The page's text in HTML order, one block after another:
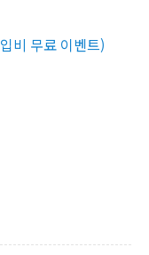
비 무료 이벤트)